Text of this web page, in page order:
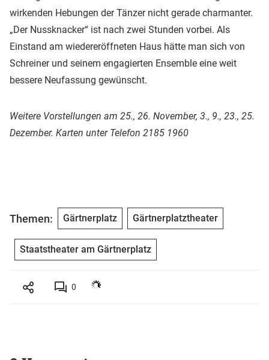
wirkenden Hebungen der Tänzer nicht gerade charmanter.
„Der Nussknacker“ ist nach zwei Stunden vorbei. Als
Einstand am wiedereröffneten Haus hätte man sich von
Schreiner und seinem engagierten Ensemble eine weit
bessere Neufassung gewünscht.
Weitere Vorstellungen am 25., 26. November, 3., 9., 23., 25.
Dezember. Karten unter Telefon 2185 1960
Themen: Gärtnerplatz Gärtnerplatztheater
Staatstheater am Gärtnerplatz
0